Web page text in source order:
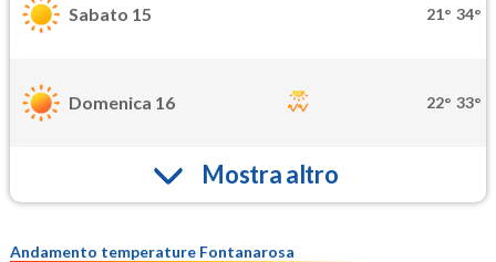
Sabato 15 21° 34°
Domenica 16 22° 33°
Mostra altro
Andamento temperature Fontanarosa